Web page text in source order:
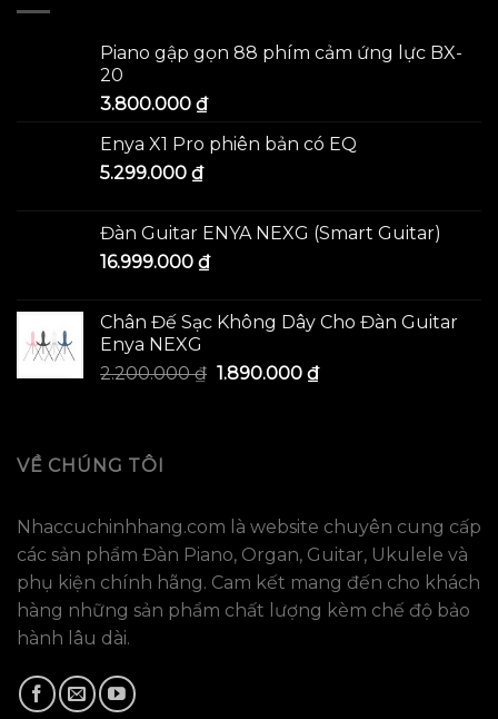
Piano gập gọn 88 phím cảm ứng lực BX-
20
3.800.000 ₫
Enya X1 Pro phiên bản có EQ
5.299.000 ₫
Đàn Guitar ENYA NEXG (Smart Guitar)
16.999.000 ₫
Chân Đế Sạc Không Dây Cho Đàn Guitar
Enya NEXG
2.200.000₫ 1.890.000 ₫
VỀ CHÚNG TÔI
Nhaccuchinhhang.com là website chuyên cung cấp
các sản phẩm Đàn Piano, Organ, Guitar, Ukulele và
phụ kiện chính hãng. Cam kết mang đến cho khách
hàng những sản phẩm chất lượng kèm chế độ bảo
hành lâu dài.